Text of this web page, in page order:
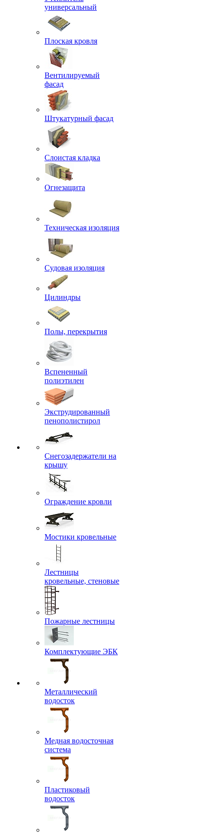
универсальный
Плоская кровля
Вентилируемый
фасад
Штукатурный фасад
Слоистая кладка
Огнезащита
Техническая изоляция
Судовая изоляция
Цилиндры
Полы, перекрытия
Вспененный
полиэтилен
Экструдированный
пенополистирол
Снегозадержатели на
крышу
Ограждение кровли
Мостики кровельные
Лестницы
кровельные, стеновые
Пожарные лестницы
Комплектующие ЭБК
Металлический
водосток
Медная водосточная
система
Пластиковый
водосток